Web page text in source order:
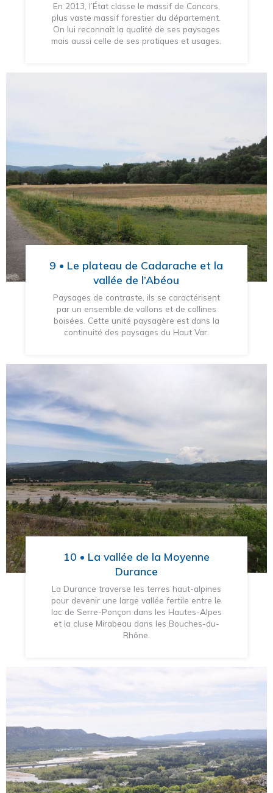
En 2013, l’État classe le massif de Concors,
plus vaste massif forestier du département.
On lui reconnaît la qualité de ses paysages
mais aussi celle de ses pratiques et usages.
9 • Le plateau de Cadarache et la
vallée de l’Abéou
Paysages de contraste, ils se caractérisent
par un ensemble de vallons et de collines
boisées. Cette unité paysagère est dans la
continuité des paysages du Haut Var.
10 • La vallée de la Moyenne
Durance
La Durance traverse les terres haut-alpines
pour devenir une large vallée fertile entre le
lac de Serre-Ponçon dans les Hautes-Alpes
et la cluse Mirabeau dans les Bouches-du-
Rhône.